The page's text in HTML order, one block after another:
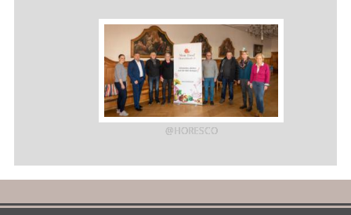
@HORESCO